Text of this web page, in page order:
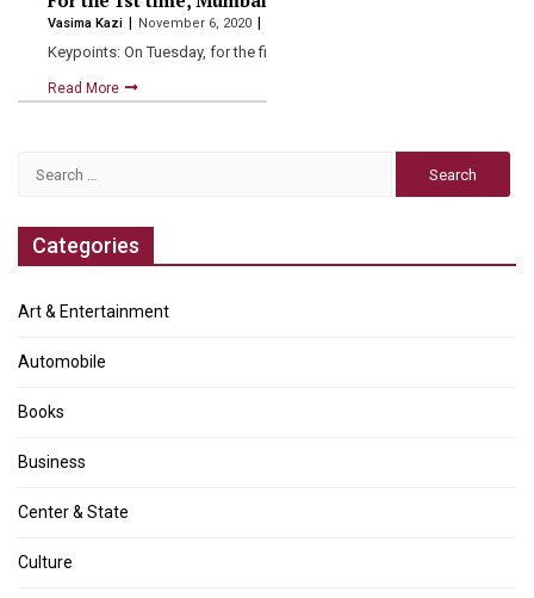
Vasima Kazi November 6, 2020
Keypoints: On Tuesday, for the first time the city’s Air…
Read More
Categories
Art & Entertainment
Automobile
Books
Business
Center & State
Culture